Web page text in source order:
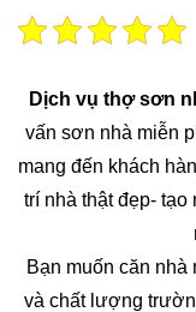
Dịch vụ thợ sơn
vấn sơn nhà miễn
mang đến khách
trí nhà thật đẹp-
Bạn muốn căn
và chất lượng